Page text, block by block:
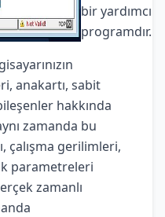
bir yardımcı
programdır.
anakartı, sabit
hakkında
zamanda bu
çalışma gerilimleri,
parametreleri
zamanlı